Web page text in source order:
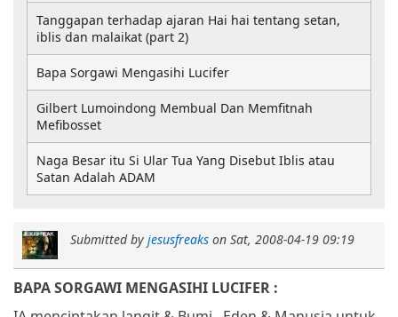
Submitted by jesusfreaks on Sat, 2008-04-19 09:19
BAPA SORGAWI MENGASIHI LUCIFER :
Tanggapan terhadap ajaran Hai hai tentang setan,
iblis dan malaikat (part 2)
Bapa Sorgawi Mengasihi Lucifer
Gilbert Lumoindong Membual Dan Memfitnah
Mefibosset
Naga Besar itu Si Ular Tua Yang Disebut Iblis atau
Satan Adalah ADAM